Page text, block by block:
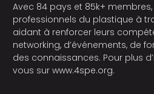
Avec 84 pays et 85k+ membres,
professionnels du plastique à
aidant à renforcer leurs
networking, d’événements, de
des connaissances. Pour plus
vous sur www.4spe.org.